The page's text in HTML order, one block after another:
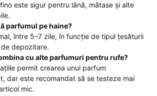
este sigur pentru lână, mătase și alte
parfumul pe haine?
între 5–7 zile, în funcție de tipul țesăturii
depozitare.
cu alte parfumuri pentru rufe?
permit crearea unui parfum
dar este recomandat să se testeze mai
mic.